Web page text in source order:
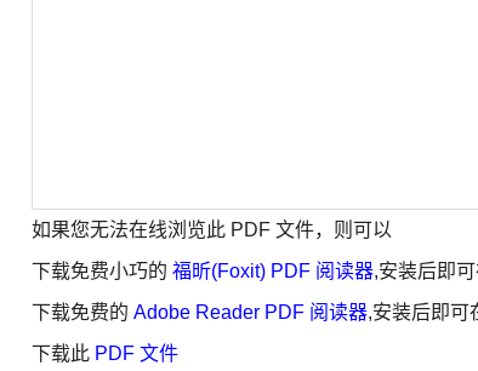
如果您无法在线浏览此 PDF 文件，则可以
下载免费小巧的 福昕(Foxit) PDF 阅读器,安装后即
下载免费的 Adobe Reader PDF 阅读器,安装后即
下载此 PDF 文件